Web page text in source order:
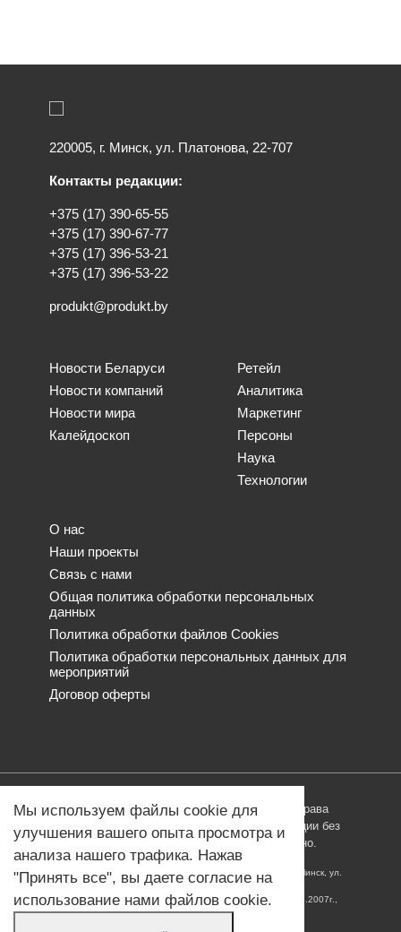
220005, г. Минск, ул. Платонова, 22-707
Контакты редакции:
+375 (17) 390-65-55
+375 (17) 390-67-77
+375 (17) 396-53-21
+375 (17) 396-53-22
produkt@produkt.by
Новости Беларуси
Новости компаний
Новости мира
Калейдоскоп
Ретейл
Аналитика
Маркетинг
Персоны
Наука
Технологии
О нас
Наши проекты
Связь с нами
Общая политика обработки персональных
данных
Политика обработки файлов Cookies
Политика обработки персональных данных для
мероприятий
Договор оферты
© ОДО «Точно-вовремя» 2007-2026. Все права
защищены, любое использование информации без
ссылки на источник produkt.by запрещено.
Юридический адрес: Республика Беларусь, 220005, г. Минск, ул.
Платонова, 22-707
УНП 690608000, регистрация за №690608000 от 31.08.2007г.,
Миноблисполком
Мы используем файлы cookie для
улучшения вашего опыта просмотра и
анализа нашего трафика. Нажав
"Принять все", вы даете согласие на
использование нами файлов cookie.